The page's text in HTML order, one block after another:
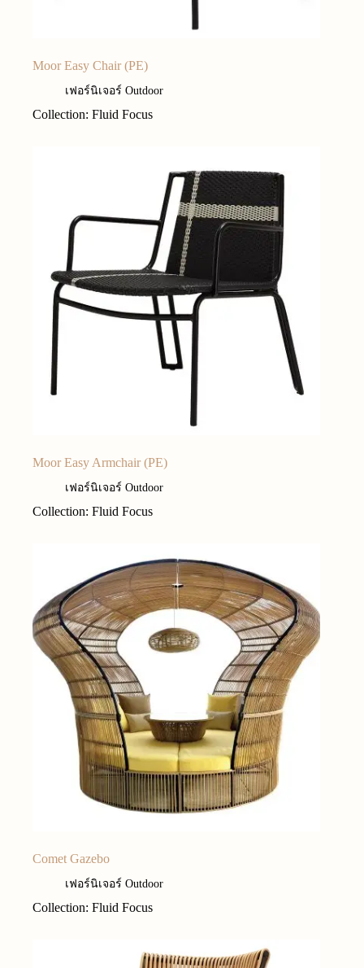
Moor Easy Chair (PE)
เฟอร์นิเจอร์ Outdoor
Collection: Fluid Focus
Moor Easy Armchair (PE)
เฟอร์นิเจอร์ Outdoor
Collection: Fluid Focus
Comet Gazebo
เฟอร์นิเจอร์ Outdoor
Collection: Fluid Focus